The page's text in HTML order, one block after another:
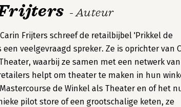
- Auteur
Frijters schreef de retailbijbel 'Prikkel de
een veelgevraagd spreker. Ze is oprichter van
waarbij ze samen met een netwerk van
helpt om theater te maken in hun
de Winkel als Theater en of het
pilot store of een grootschalige keten, ze